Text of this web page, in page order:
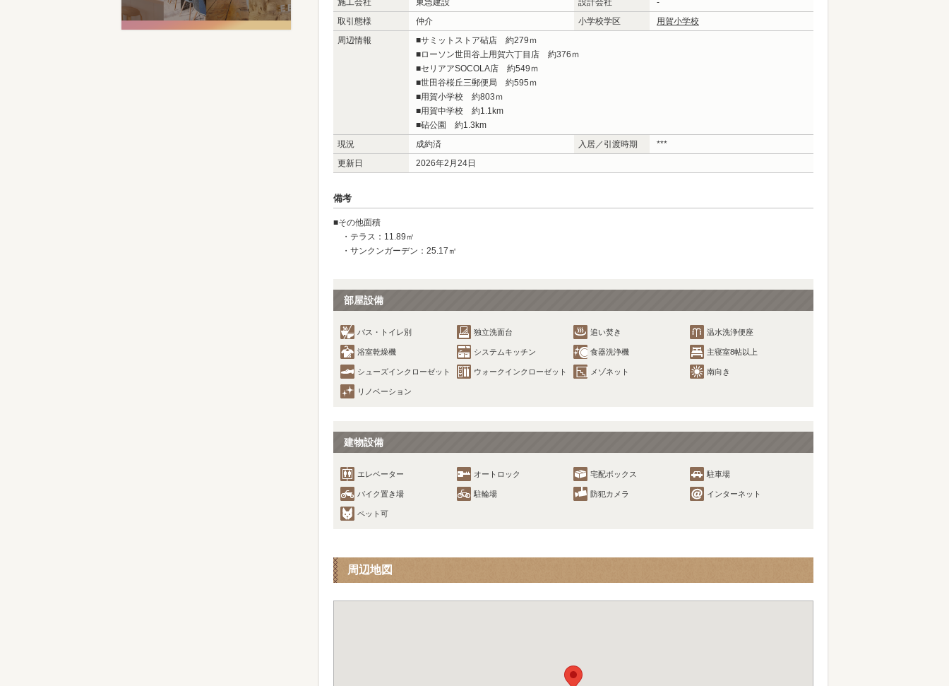
取引態様
仲介 小学校学区
用賀小学校
周辺情報
■サミットストア砧店 約279ｍ
■ローソン世田谷上用賀六丁目店 約376ｍ
■セリアアSOCOLA店 約549ｍ
■世田谷桜丘三郵便局 約595ｍ
■用賀小学校 約803ｍ
■用賀中学校 約1.1km
■砧公園 約1.3km
現況
成約済 入居／引渡時期
***
更新日
2026年2月24日
備考
■その他面積
・テラス：11.89㎡
・サンクンガーデン：25.17㎡
部屋設備
バス・トイレ別 独立洗面台 追い焚き 温水洗浄便座
浴室乾燥機 システムキッチン 食器洗浄機 主寝室8帖以上
シューズインクローゼット ウォークインクローゼット メゾネット 南向き
リノベーション
建物設備
エレベーター オートロック 宅配ボックス 駐車場
バイク置き場 駐輪場 防犯カメラ インターネット
ペット可
周辺地図